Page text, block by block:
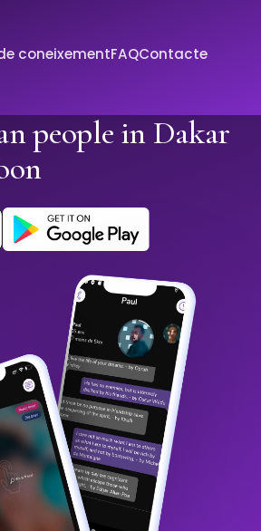
coneixementFAQContacte
people in Dakar